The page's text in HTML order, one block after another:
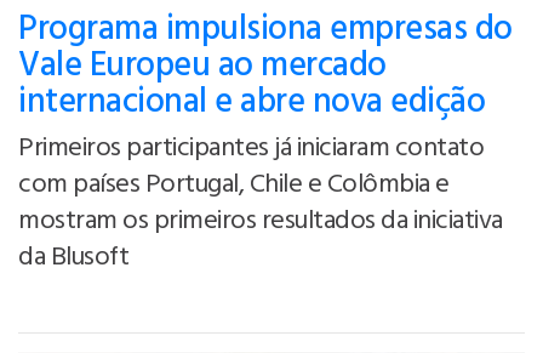
Programa impulsiona empresas do
Vale Europeu ao mercado
internacional e abre nova edição
Primeiros participantes já iniciaram contato
com países Portugal, Chile e Colômbia e
mostram os primeiros resultados da iniciativa
da Blusoft